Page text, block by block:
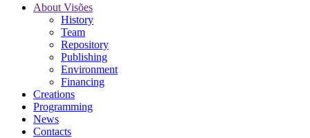
About Visões
History
Team
Repository
Publishing
Environment
Financing
Creations
Programming
News
Contacts